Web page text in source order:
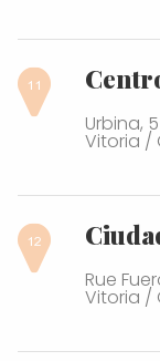
Urbina, 5
Vitoria /
Rue
Vitoria /